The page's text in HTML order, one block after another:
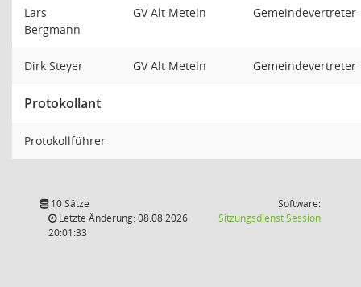
Lars
Bergmann
GV Alt Meteln Gemeindevertreter
Dirk Steyer GV Alt Meteln Gemeindevertreter
Protokollant
Protokollführer
10 Sätze
Letzte Änderung: 08.08.2026
20:01:33
Software:
SitzungsdienstSession(Wird in